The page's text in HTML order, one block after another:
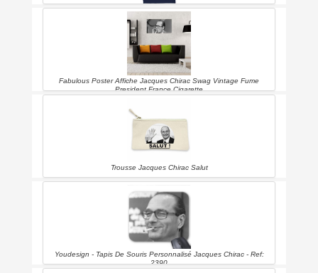
Tshirt Corner - Jacques Chirac - Mangez Des Pommes - T-shirt
Homme - Citation - Phrase Culte - Fun - Humour - Drôle - Coton Bio -
Taille Xl
Fabulous Poster Affiche Jacques Chirac Swag Vintage Fume
President France Cigarette
Trousse Jacques Chirac Salut
Youdesign - Tapis De Souris Personnalisé Jacques Chirac - Ref:
2390